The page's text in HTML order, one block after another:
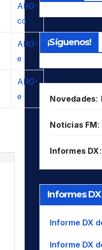
ARG-
co
ARG-
e
ARG-
e
¡Síguenos!
Novedades:
Noticias FM:
Informes DX:
Informes DX
Informe DX
Informe DX